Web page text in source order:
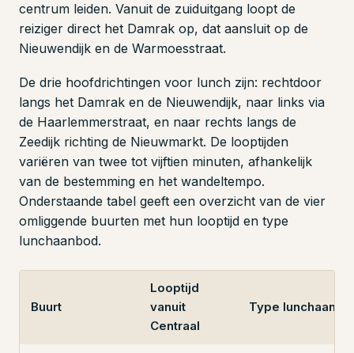
centrum leiden. Vanuit de zuiduitgang loopt de
reiziger direct het Damrak op, dat aansluit op de
Nieuwendijk en de Warmoesstraat.
De drie hoofdrichtingen voor lunch zijn: rechtdoor
langs het Damrak en de Nieuwendijk, naar links via
de Haarlemmerstraat, en naar rechts langs de
Zeedijk richting de Nieuwmarkt. De looptijden
variëren van twee tot vijftien minuten, afhankelijk
van de bestemming en het wandeltempo.
Onderstaande tabel geeft een overzicht van de vier
omliggende buurten met hun looptijd en type
lunchaanbod.
Buurt
Looptijd
vanuit
Centraal
Type